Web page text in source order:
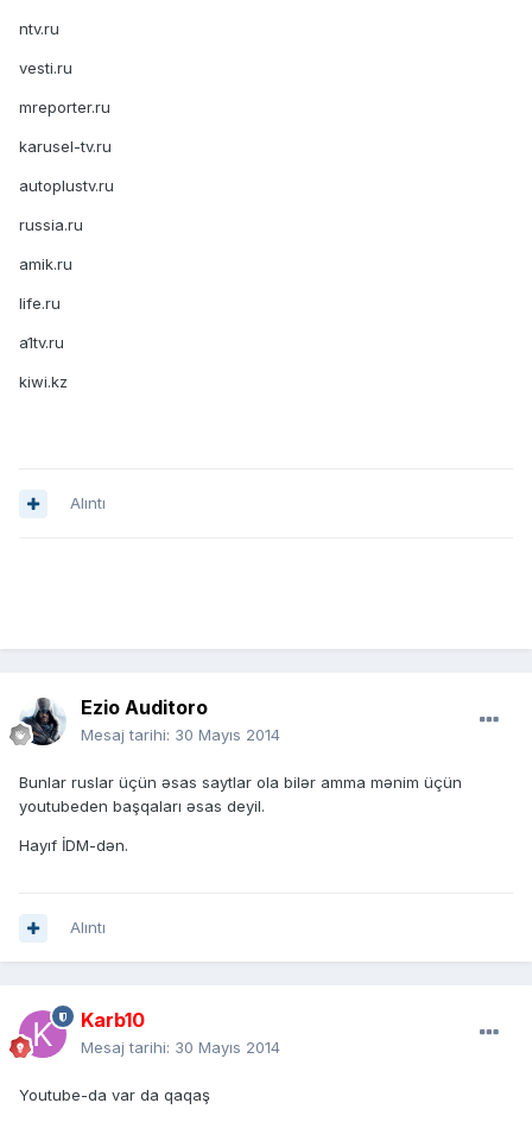
ntv.ru
vesti.ru
mreporter.ru
karusel-tv.ru
autoplustv.ru
russia.ru
amik.ru
life.ru
a1tv.ru
kiwi.kz
Alıntı
Ezio Auditoro
Mesaj tarihi: 30 Mayıs 2014
Bunlar ruslar üçün əsas saytlar ola bilər amma mənim üçün
youtubeden başqaları əsas deyil.
Hayıf İDM-dən.
Alıntı
Karb10
Mesaj tarihi: 30 Mayıs 2014
Youtube-da var da qaqaş